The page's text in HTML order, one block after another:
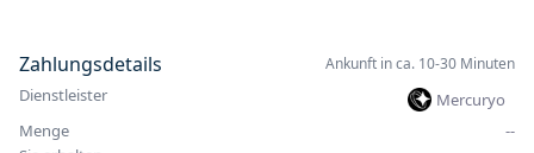
Zahlungsdetails Ankunft in ca. 10-30 Minuten
Dienstleister
Mercuryo
Menge
--